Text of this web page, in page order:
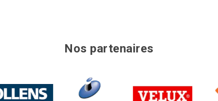
Nos partenaires